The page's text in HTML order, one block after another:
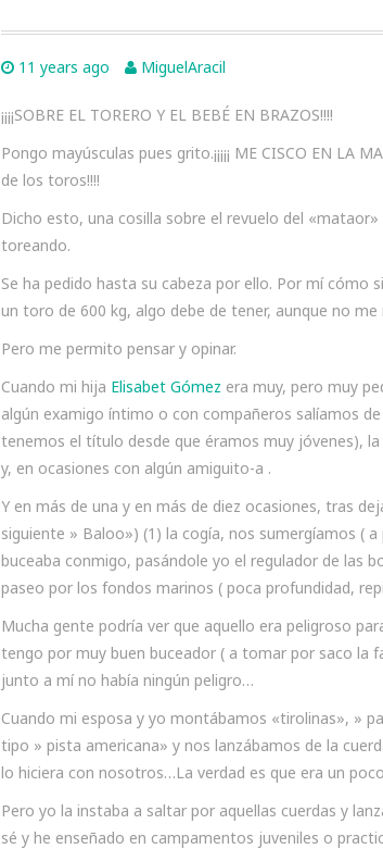
11 years ago MiguelAracil
¡¡¡¡SOBRE EL TORERO Y EL BEBÉ EN BRAZOS!!!!
Pongo mayúsculas pues grito.¡¡¡¡¡ ME CISCO EN
de los toros!!!!
Dicho esto, una cosilla sobre el revuelo del
toreando.
Se ha pedido hasta su cabeza por ello. Por mí cómo
un toro de 600 kg, algo debe de tener, aunque no
Pero me permito pensar y opinar.
Cuando mi hija Elisabet Gómez era muy, pero muy
algún examigo íntimo o con compañeros salíamos
tenemos el título desde que éramos muy jóvenes),
y, en ocasiones con algún amiguito-a .
Y en más de una y en más de diez ocasiones, tras
siguiente » Baloo») (1) la cogía, nos sumergíamos (
buceaba conmigo, pasándole yo el regulador de las
paseo por los fondos marinos ( poca profundidad,
Mucha gente podría ver que aquello era peligroso
tengo por muy buen buceador ( a tomar por saco la
junto a mí no había ningún peligro…
Cuando mi esposa y yo montábamos «tirolinas», »
tipo » pista americana» y nos lanzábamos de la
lo hiciera con nosotros…La verdad es que era un
Pero yo la instaba a saltar por aquellas cuerdas y
sé y he enseñado en campamentos juveniles o